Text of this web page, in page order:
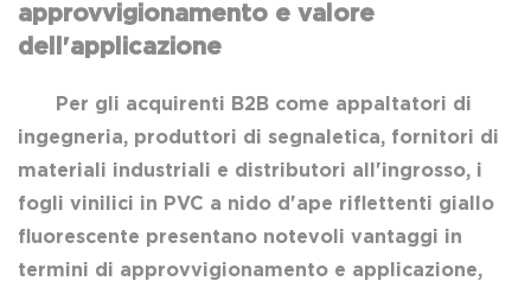
approvvigionamento e valore
dell'applicazione
Per gli acquirenti B2B come appaltatori di
ingegneria, produttori di segnaletica, fornitori di
materiali industriali e distributori all'ingrosso, i
fogli vinilici in PVC a nido d'ape riflettenti giallo
fluorescente presentano notevoli vantaggi in
termini di approvvigionamento e applicazione,